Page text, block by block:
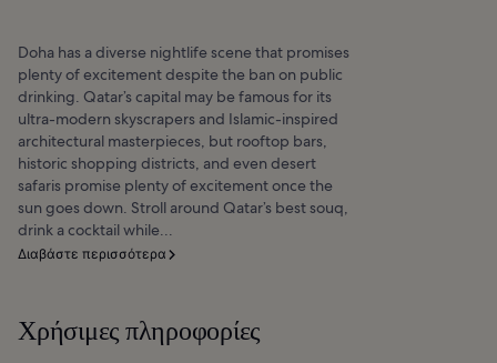
Doha has a diverse nightlife scene that promises
plenty of excitement despite the ban on public
drinking. Qatar’s capital may be famous for its
ultra-modern skyscrapers and Islamic-inspired
architectural masterpieces, but rooftop bars,
historic shopping districts, and even desert
safaris promise plenty of excitement once the
sun goes down. Stroll around Qatar’s best souq,
drink a cocktail while...
Διαβάστε περισσότερα
Χρήσιμες πληροφορίες